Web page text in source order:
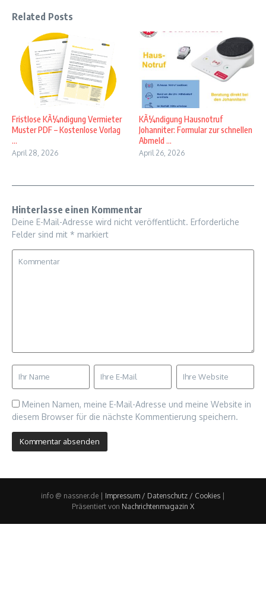
Related Posts
Fristlose KÃ¼ndigung Vermieter
Muster PDF – Kostenlose Vorlag
...
April 28, 2026
KÃ¼ndigung Hausnotruf
Johanniter: Formular zur schnellen
Abmeld ...
April 26, 2026
Hinterlasse einen Kommentar
Deine E-Mail-Adresse wird nicht veröffentlicht. Erforderliche
Felder sind mit * markiert
Meinen Namen, meine E-Mail-Adresse und meine Website in
diesem Browser für die nächste Kommentierung speichern.
info @ nassner.de | Impressum / Datenschutz / Cookies
Präsentiert von Nachrichtenmagazin X